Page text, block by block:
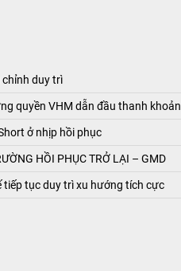
duy trì
quyền VHM dẫn đầu thanh khoản
ở nhịp hồi phục
HỒI PHỤC TRỞ LẠI – GMD
tiếp tục duy trì xu hướng tích cực